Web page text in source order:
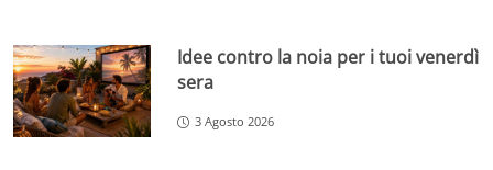
Idee contro la noia per i tuoi venerdì
sera
3 Agosto 2026